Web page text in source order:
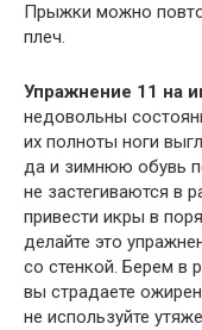
Прыжки можно
плеч.
Упражнение 11 на
недовольны
их полноты ноги
да и зимнюю обувь
не застегиваются в
привести икры в
делайте это
со стенкой. Берем в
вы страдаете
не используйте